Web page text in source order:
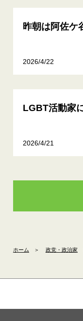
昨朝は阿佐ケ
2026/4/22
LGBT活動家
2026/4/21
ホーム ＞ 政党・政治家